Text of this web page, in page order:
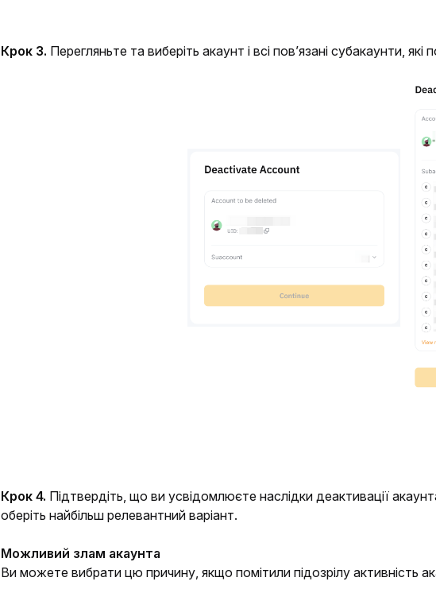
Крок 3. Перегляньте та виберіть акаунт і всі пов’язані субакаунти,
Крок 4. Підтвердіть, що ви усвідомлюєте наслідки деактивації
оберіть найбільш релевантний варіант.
Можливий злам акаунта
Ви можете вибрати цю причину, якщо помітили підозрілу активність